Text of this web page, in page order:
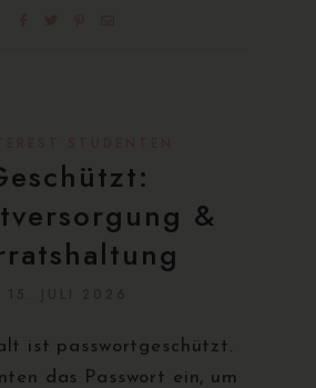
&
ist passwortgeschützt.
das Passwort ein, um